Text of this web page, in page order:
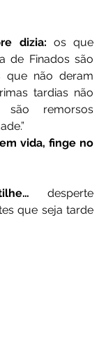
dizia: os que
de Finados são
que não deram
tardias não
são remorsos
vida, finge no
desperte
que seja tarde